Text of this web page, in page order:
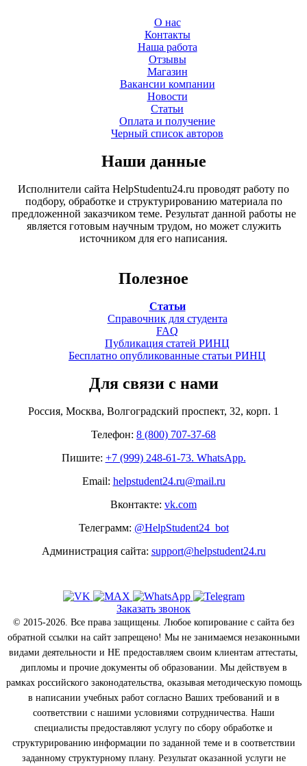
О нас
Контакты
Наша работа
Отзывы
Магазин
Вакансии компании
Новости
Статьи
Оплата и получение
Черный список авторов
Наши данные
Исполнители сайта HelpStudentu24.ru проводят работу по
подбору, обработке и структурированию материала по
предложенной заказчиком теме. Результат данной работы не
является готовым научным трудом, но может служить
источником для его написания.
Полезное
Статьи
Справочник для студента
FAQ
Публикация статей РИНЦ
Бесплатно опубликованные статьи РИНЦ
Для связи с нами
Россия, Москва, Волгоградский проспект, 32, корп. 1
Телефон: 8 (800) 707-37-68
Пишите: +7 (999) 248-61-73. WhatsApp.
Email: helpstudent24.ru@mail.ru
Вконтакте: vk.com
Телеграмм: @HelpStudent24_bot
Администрация сайта: support@helpstudent24.ru
Заказать звонок
© 2015-2026. Все права защищены. Любое копирование с сайта без
обратной ссылки на сайт запрещено! Мы не занимаемся незаконными
видами деятельности и НЕ предоставляем своим клиентам аттестаты,
дипломы и прочие документы об образовании. Мы действуем в
рамках российского законодательства, оказывая методическую помощь
в написании учебных работ согласно Ваших требований и в
соответствии с нашими условиями сотрудничества. Наши
специалисты предоставляют услугу по сбору обработке и
структурированию информации по заданной теме и в соответствии
заданному структурному плану. Результат оказанной услуги не